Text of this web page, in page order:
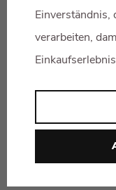
EIN FAHRRAD
Einverständnis,
verarbeiten,